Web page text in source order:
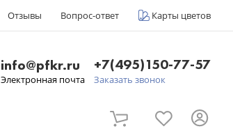
Отзывы Вопрос-ответ Карты цветов
info@pfkr.ru
Электронная почта
+7(495)150-77-57
Заказать звонок